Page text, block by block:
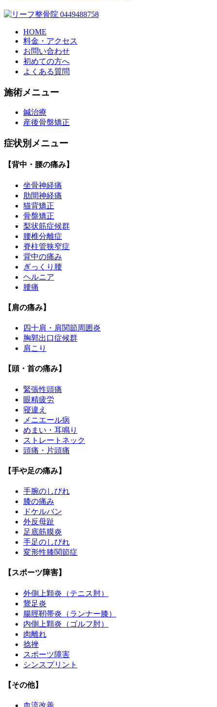
HOME
料金・アクセス
お問い合わせ
初めての方へ
よくある質問
施術メニュー
鍼治療
産後骨盤矯正
症状別メニュー
【背中・腰の痛み】
坐骨神経痛
肋間神経痛
猫背矯正
骨盤矯正
梨状筋症候群
腰椎分離症
脊柱管狭窄症
背中の痛み
ぎっくり腰
ヘルニア
腰痛
【肩の痛み】
四十肩・肩関節周囲炎
胸郭出口症候群
肩こり
【頭・首の痛み】
緊張性頭痛
眼精疲労
寝違え
メニエール病
めまい・耳鳴り
ストレートネック
頭痛・片頭痛
【手や足の痛み】
手腕のしびれ
膝の痛み
ドケルバン
外反母趾
足底筋膜炎
手足のしびれ
変形性膝関節症
【スポーツ障害】
外側上顆炎（テニス肘）
鵞足炎
腸脛靭帯炎（ランナー膝）
内側上顆炎（ゴルフ肘）
肉離れ
捻挫
スポーツ障害
シンスプリント
【その他】